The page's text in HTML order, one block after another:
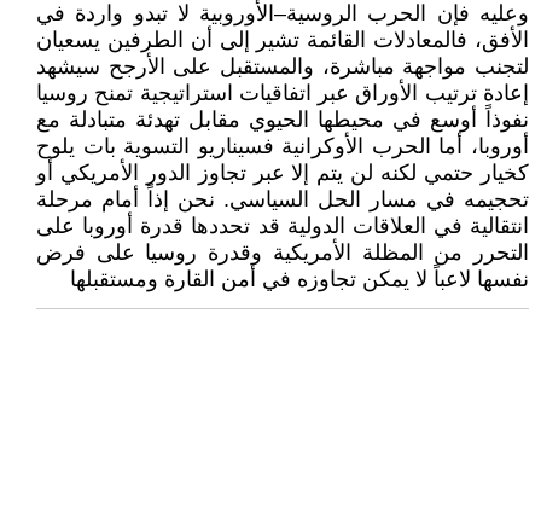
وعليه فإن الحرب الروسية–الأوروبية لا تبدو واردة في
الأفق، فالمعادلات القائمة تشير إلى أن الطرفين يسعيان
لتجنب مواجهة مباشرة، والمستقبل على الأرجح سيشهد
إعادة ترتيب الأوراق عبر اتفاقيات استراتيجية تمنح روسيا
نفوذاً أوسع في محيطها الحيوي مقابل تهدئة متبادلة مع
أوروبا، أما الحرب الأوكرانية فسيناريو التسوية بات يلوح
كخيار حتمي لكنه لن يتم إلا عبر تجاوز الدور الأمريكي أو
تحجيمه في مسار الحل السياسي. نحن إذاً أمام مرحلة
انتقالية في العلاقات الدولية قد تحددها قدرة أوروبا على
التحرر من المظلة الأمريكية وقدرة روسيا على فرض
نفسها لاعباً لا يمكن تجاوزه في أمن القارة ومستقبلها